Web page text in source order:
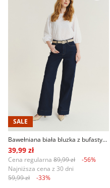
SALE
Bawełniana biała bluzka z bufastymi rękawami
39,99 zł
Cena regularna 89,99 zł
-56%
Najniższa cena z 30 dni
59,99 zł
-33%